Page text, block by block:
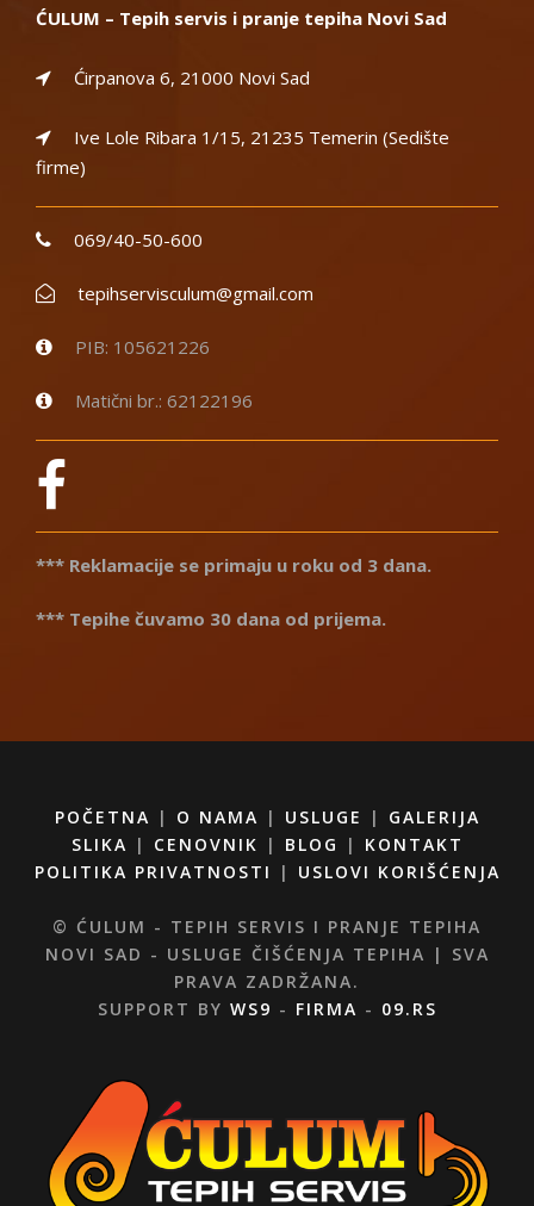
ĆULUM – Tepih servis i pranje tepiha Novi Sad
Ćirpanova 6, 21000 Novi Sad
Ive Lole Ribara 1/15, 21235 Temerin (Sedište
firme)
069/40-50-600
tepihservisculum@gmail.com
PIB: 105621226
Matični br.: 62122196
*** Reklamacije se primaju u roku od 3 dana.
*** Tepihe čuvamo 30 dana od prijema.
POČETNA | O NAMA | USLUGE | GALERIJA
SLIKA | CENOVNIK | BLOG | KONTAKT
POLITIKA PRIVATNOSTI
| USLOVI KORIŠĆENJA
© ĆULUM - TEPIH SERVIS I PRANJE TEPIHA
NOVI SAD - USLUGE ČIŠĆENJA TEPIHA | SVA
PRAVA ZADRŽANA.
SUPPORT BY WS9 - FIRMA - 09.RS